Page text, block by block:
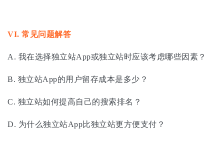
VI. 常见问题解答
A. 我在选择独立站App或独立站时应该考虑哪些因素？
B. 独立站App的用户留存成本是多少？
C. 独立站如何提高自己的搜索排名？
D. 为什么独立站App比独立站更方便支付？